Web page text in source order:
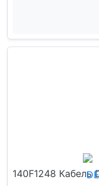
140F1248 Кабель